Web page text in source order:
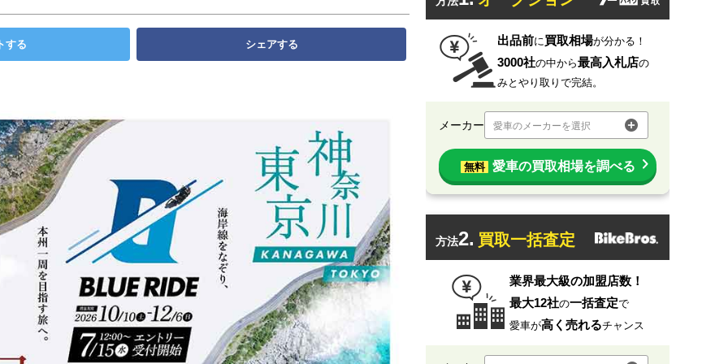
する シェアする 出品前に買取相場が分かる！
3000社の中から最高入札店の
みとやり取りで完結。
メーカー 愛車のメーカーを選択
無料 愛車の買取相場を調べる
方法2. 買取一括査定
業界最大級の加盟店数！
最大12社の一括査定で
愛車が高く売れるチャンス